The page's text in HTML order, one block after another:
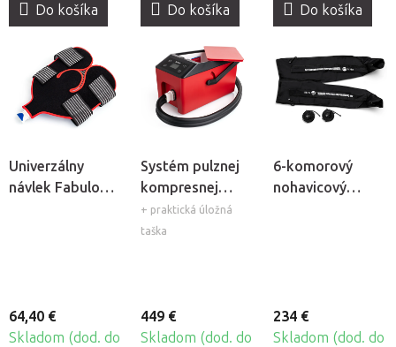
Do košíka
Do košíka
Do košíka
Univerzálny
návlek Fabulo
64,40 €
Skladom (dod. do
Systém pulznej
kompresnej
chladivej terapie
Fabulo Cryopush
+ praktická úložná
taška
449 €
Skladom (dod. do
6-komorový
nohavicový
234 €
Skladom (dod. do